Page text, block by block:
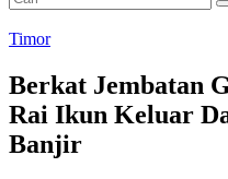
Timor
Berkat Jembatan
Rai Ikun Keluar
Banjir